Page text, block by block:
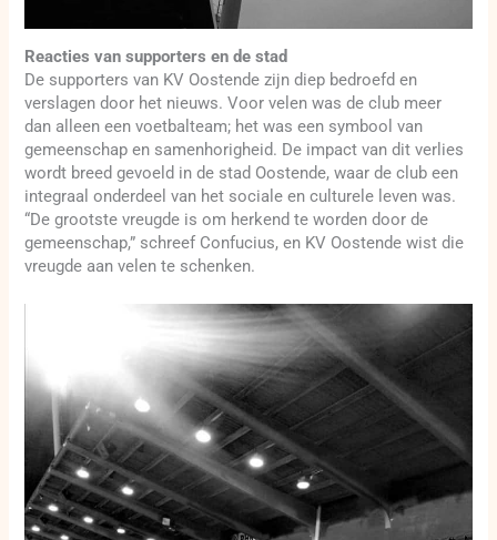
Reacties van supporters en de stad
De supporters van KV Oostende zijn diep bedroefd en
verslagen door het nieuws. Voor velen was de club meer
dan alleen een voetbalteam; het was een symbool van
gemeenschap en samenhorigheid. De impact van dit verlies
wordt breed gevoeld in de stad Oostende, waar de club een
integraal onderdeel van het sociale en culturele leven was.
“De grootste vreugde is om herkend te worden door de
gemeenschap,” schreef Confucius, en KV Oostende wist die
vreugde aan velen te schenken.